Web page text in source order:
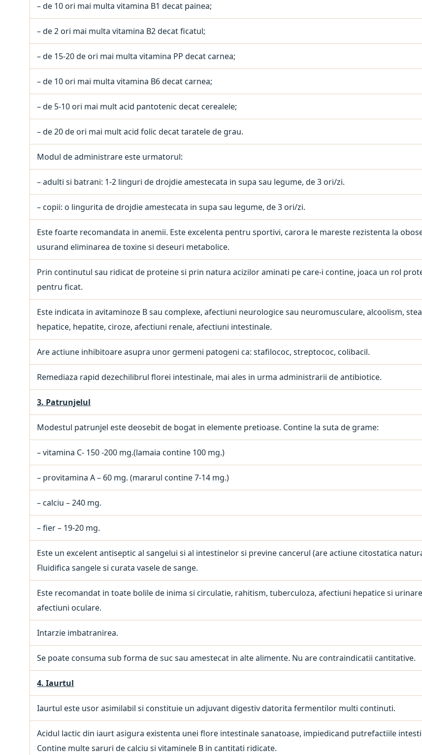
– de 10 ori mai multa vitamina B1 decat painea;
– de 2 ori mai multa vitamina B2 decat ficatul;
– de 15-20 de ori mai multa vitamina PP decat carnea;
– de 10 ori mai multa vitamina B6 decat carnea;
– de 5-10 ori mai mult acid pantotenic decat cerealele;
– de 20 de ori mai mult acid folic decat taratele de grau.
Modul de administrare este urmatorul:
– adulti si batrani: 1-2 linguri de drojdie amestecata in supa sau legume, de 3 ori/zi.
– copii: o lingurita de drojdie amestecata in supa sau legume, de 3 ori/zi.
Este foarte recomandata in anemii. Este excelenta pentru sportivi, carora le mareste rezistenta la
usurand eliminarea de toxine si deseuri metabolice.
Prin continutul sau ridicat de proteine si prin natura acizilor aminati pe care-i contine, joaca un rol
pentru ficat.
Este indicata in avitaminoze B sau complexe, afectiuni neurologice sau neuromusculare, alcoolism,
hepatice, hepatite, ciroze, afectiuni renale, afectiuni intestinale.
Are actiune inhibitoare asupra unor germeni patogeni ca: stafilococ, streptococ, colibacil.
Remediaza rapid dezechilibrul florei intestinale, mai ales in urma administrarii de antibiotice.
3. Patrunjelul
Modestul patrunjel este deosebit de bogat in elemente pretioase. Contine la suta de grame:
– vitamina C- 150 -200 mg.(lamaia contine 100 mg.)
– provitamina A – 60 mg. (mararul contine 7-14 mg.)
– calciu – 240 mg.
– fier – 19-20 mg.
Este un excelent antiseptic al sangelui si al intestinelor si previne cancerul (are actiune citostatica
Fluidifica sangele si curata vasele de sange.
Este recomandat in toate bolile de inima si circulatie, rahitism, tuberculoza, afectiuni hepatice si
afectiuni oculare.
Intarzie imbatranirea.
Se poate consuma sub forma de suc sau amestecat in alte alimente. Nu are contraindicatii cantitative.
4. Iaurtul
Iaurtul este usor asimilabil si constituie un adjuvant digestiv datorita fermentilor multi continuti.
Acidul lactic din iaurt asigura existenta unei flore intestinale sanatoase, impiedicand putrefactiile
Contine multe saruri de calciu si vitaminele B in cantitati ridicate.